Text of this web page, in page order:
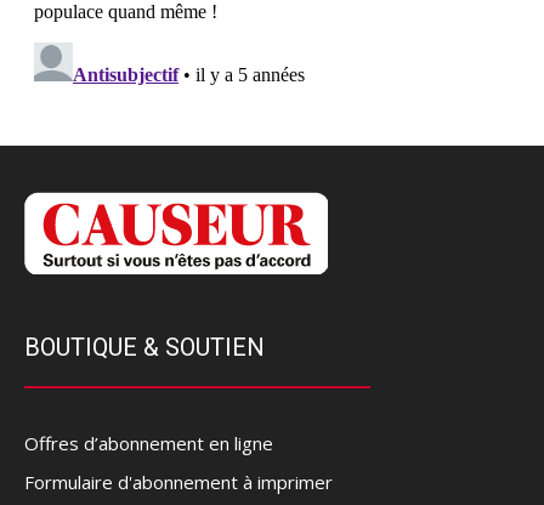
BOUTIQUE & SOUTIEN
Offres d’abonnement en ligne
Formulaire d'abonnement à imprimer